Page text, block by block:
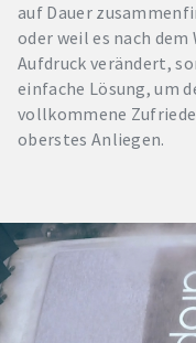
auf Dauer
oder weil es nach dem
Aufdruck verändert,
einfache Lösung, um
vollkommene
oberstes Anliegen.